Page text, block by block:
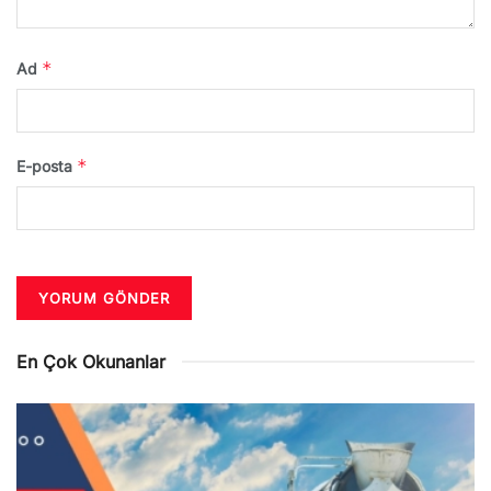
Ad *
E-posta *
En Çok Okunanlar